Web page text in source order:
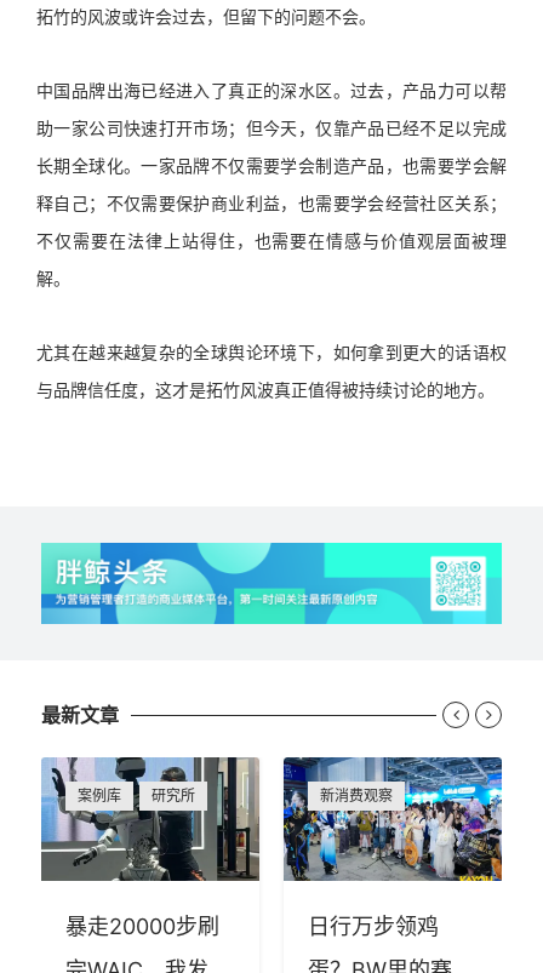
拓竹的风波或许会过去，但留下的问题不会。
中国品牌出海已经进入了真正的深水区。过去，产品力可以帮
助一家公司快速打开市场；但今天，仅靠产品已经不足以完成
长期全球化。一家品牌不仅需要学会制造产品，也需要学会解
释自己；不仅需要保护商业利益，也需要学会经营社区关系；
不仅需要在法律上站得住，也需要在情感与价值观层面被理
解。
尤其在越来越复杂的全球舆论环境下，如何拿到更大的话语权
与品牌信任度，这才是拓竹风波真正值得被持续讨论的地方。
最新文章
案例库 研究所
暴走20000步刷
新消费观察
日行万步领鸡
 